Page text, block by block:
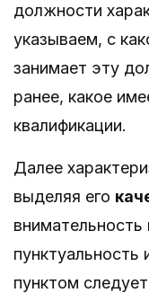
должности
указываем, с
занимает эту
ранее, какое
квалификации.
Далее
выделяя его
пунктом